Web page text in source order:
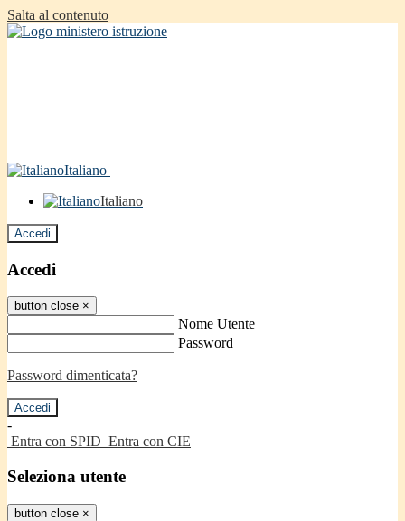
Salta al contenuto
Italiano
Italiano
Accedi
Accedi
button close ×
Nome Utente
Password
Password dimenticata?
-
Entra con SPID Entra con CIE
Seleziona utente
button close ×